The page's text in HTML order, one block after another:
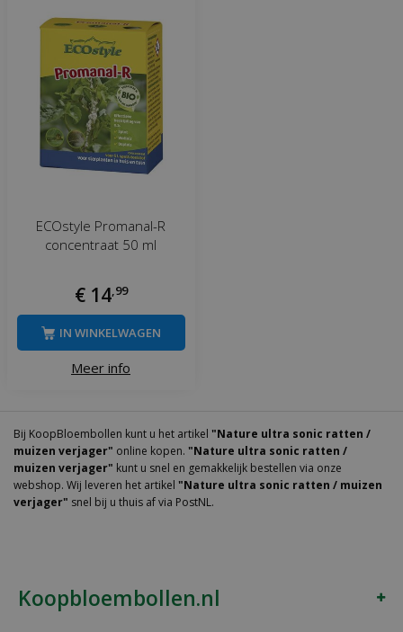
ECOstyle Promanal-R
concentraat 50 ml
€ 14,99
Meer info
IN WINKELWAGEN
Bij KoopBloembollen kunt u het artikel "Nature ultra sonic ratten /
muizen verjager" online kopen. "Nature ultra sonic ratten /
muizen verjager" kunt u snel en gemakkelijk bestellen via onze
webshop. Wij leveren het artikel "Nature ultra sonic ratten / muizen
verjager" snel bij u thuis af via PostNL.
Koopbloembollen.nl